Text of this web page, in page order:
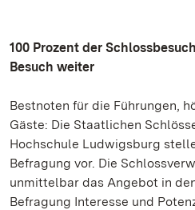
100 Prozent der
Besuch weiter
Bestnoten für die Führungen,
Gäste: Die Staatlichen
Hochschule Ludwigsburg
Befragung vor. Die
unmittelbar das Angebot in
Befragung Interesse und